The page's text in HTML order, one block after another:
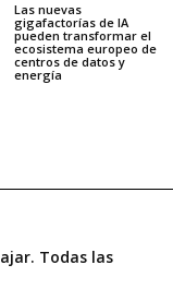
Las nuevas
gigafactorías de IA
pueden transformar el
ecosistema europeo de
centros de datos y
energía
Todas las